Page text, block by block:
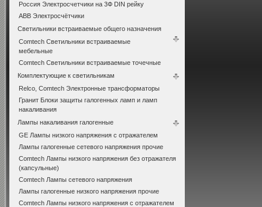
Россия Электросчетчики на 3Ф DIN рейку
ABB Электросчётчики
Светильники встраиваемые общего назначения
Comtech Светильники встраиваемые
мебельные
Comtech Светильники встраиваемые точечные
Комплектующие к светильникам
Relco, Comtech Электронные трансформаторы
Гранит Блоки защиты галогенных ламп и ламп
накаливания
Лампы накаливания галогенные
GE Лампы низкого напряжения с отражателем
Лампы галогенные сетевого напряжения прочие
Comtech Лампы низкого напряжения без отражателя
(капсульные)
Comtech Лампы сетевого напряжения
Лампы галогенные низкого напряжения прочие
Comtech Лампы низкого напряжения с отражателем